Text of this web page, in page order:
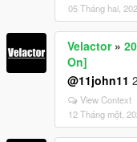
05 Tháng hai,
Velactor»
On]
@11john11
View Context
12 Tháng một,